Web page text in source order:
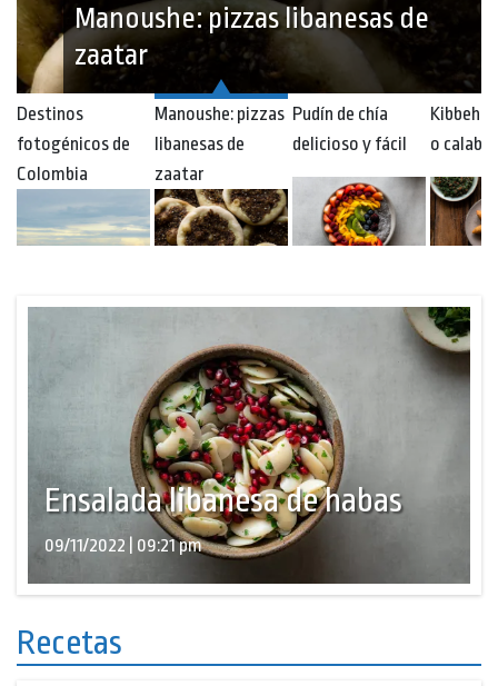
Manoushe: pizzas libanesas de
zaatar
Destinos
fotogénicos de
Colombia
Manoushe: pizzas
libanesas de
zaatar
Pudín de chía
delicioso y fácil
Kibbeh
o
Ensalada libanesa de habas
09/11/2022 | 09:21 pm
Recetas